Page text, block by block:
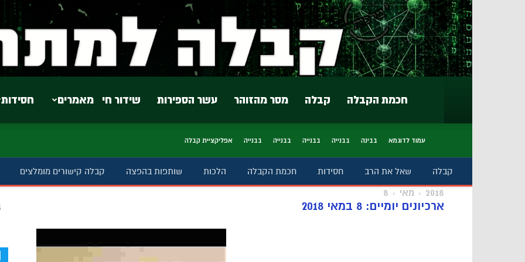
חסידות מאמרים שידור חי עשר הספירות מסר מהזוהר קבלה חכמת הקבלה
עמוד לדוגמא בבינה בבנייה בבנייה בבנייה בבנייה אפליקציית קבלה
קבלה שאל את הרב חסידות חכמת הקבלה הלכות שותפות בהפצה קבלה קישורים מומלצים
2018 מאי 8
ארכיונים יומיים: 8 במאי 2018